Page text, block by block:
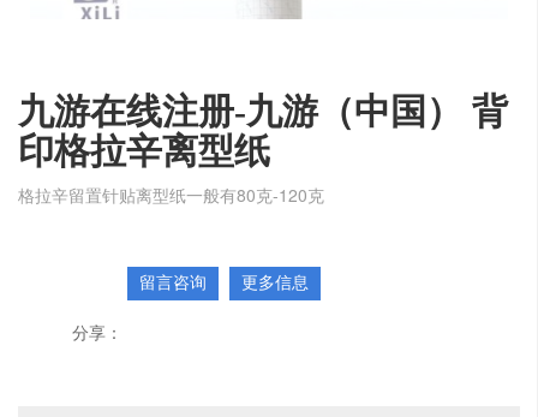
九游在线注册-九游（中国） 背
印格拉辛离型纸
格拉辛留置针贴离型纸一般有80克-120克
留言咨询 更多信息
分享：